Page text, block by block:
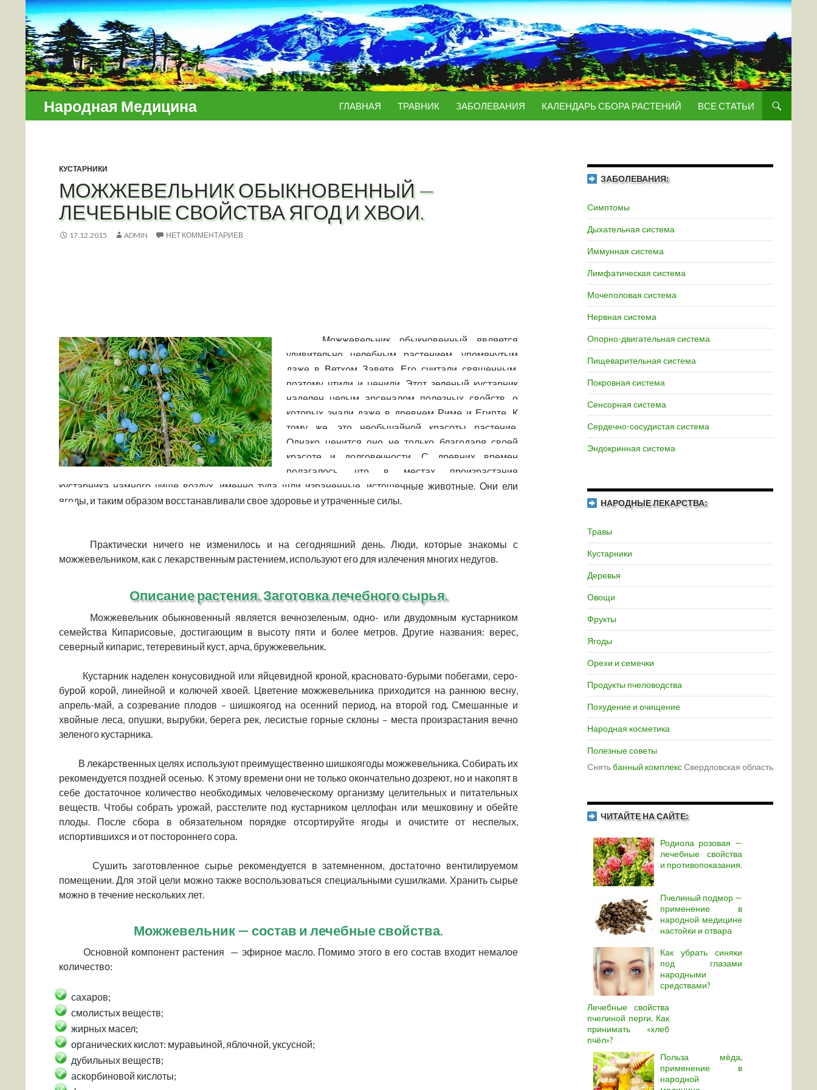
Народная Медицина ГЛАВНАЯ ТРАВНИК ЗАБОЛЕВАНИЯ КАЛЕНДАРЬ СБОРА РАСТЕНИЙ ВСЕ СТАТЬИ
КУСТАРНИКИ
МОЖЖЕВЕЛЬНИК ОБЫКНОВЕННЫЙ —
ЛЕЧЕБНЫЕ СВОЙСТВА ЯГОД И ХВОИ.
17.12.2015 ADMIN НЕТ КОММЕНТАРИЕВ
Можжевельник обыкновенный является
удивительно целебным растением, упомянутым
даже в Ветхом Завете. Его считали священным,
поэтому чтили и ценили. Этот зеленый кустарник
наделен целым арсеналом полезных свойств, о
которых знали даже в древнем Риме и Египте. К
тому же, это необычайной красоты растение.
Однако ценится оно не только благодаря своей
красоте и долговечности. С древних времен
полагалось, что в местах произрастания
кустарника намного чище воздух, именно туда шли израненные, истощенные животные. Они ели
ягоды, и таким образом восстанавливали свое здоровье и утраченные силы.
Практически ничего не изменилось и на сегодняшний день. Люди, которые знакомы с
можжевельником, как с лекарственным растением, используют его для излечения многих недугов.
Описание растения. Заготовка лечебного сырья.
Можжевельник обыкновенный является вечнозеленым, одно- или двудомным кустарником
семейства Кипарисовые, достигающим в высоту пяти и более метров. Другие названия: верес,
северный кипарис, тетеревиный куст, арча, бружжевельник.
Кустарник наделен конусовидной или яйцевидной кроной, красновато-бурыми побегами, серо-
бурой корой, линейной и колючей хвоей. Цветение можжевельника приходится на раннюю весну,
апрель-май, а созревание плодов – шишкоягод на осенний период, на второй год. Смешанные и
хвойные леса, опушки, вырубки, берега рек, лесистые горные склоны – места произрастания вечно
зеленого кустарника.
В лекарственных целях используют преимущественно шишкоягоды можжевельника. Собирать их
рекомендуется поздней осенью. К этому времени они не только окончательно дозреют, но и накопят в
себе достаточное количество необходимых человеческому организму целительных и питательных
веществ. Чтобы собрать урожай, расстелите под кустарником целлофан или мешковину и обейте
плоды. После сбора в обязательном порядке отсортируйте ягоды и очистите от неспелых,
испортившихся и от постороннего сора.
Сушить заготовленное сырье рекомендуется в затемненном, достаточно вентилируемом
помещении. Для этой цели можно также воспользоваться специальными сушилками. Хранить сырье
можно в течение нескольких лет.
Можжевельник — состав и лечебные свойства.
Основной компонент растения — эфирное масло. Помимо этого в его состав входит немалое
количество:
сахаров;
смолистых веществ;
жирных масел;
органических кислот: муравьиной, яблочной, уксусной;
дубильных веществ;
аскорбиновой кислоты;
ЗАБОЛЕВАНИЯ:
Симптомы
Дыхательная система
Иммунная система
Лимфатическая система
Мочеполовая система
Нервная система
Опорно-двигательная система
Пищеварительная система
Покровная система
Сенсорная система
Сердечно-сосудистая система
Эндокринная система
НАРОДНЫЕ ЛЕКАРСТВА:
Травы
Кустарники
Деревья
Овощи
Фрукты
Ягоды
Орехи и семечки
Продукты пчеловодства
Похудение и очищение
Народная косметика
Полезные советы
Снятьбанный комплексСвердловская область
ЧИТАЙТЕ НА САЙТЕ:
Родиола розовая —
лечебные свойства
и противопоказания.
Пчелиный подмор —
применение в
народной медицине
настойки и отвара
Как убрать синяки
под глазами
народными
средствами?
Лечебные свойства
пчелиной перги. Как
принимать «хлеб
пчёл»?
Польза мёда,
применение в
народной